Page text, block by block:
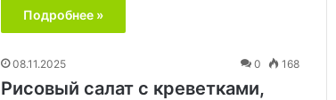
Подробнее »
08.11.2025 0 168
Рисовый салат с креветками,